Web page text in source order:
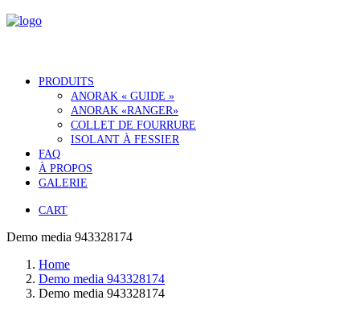
PRODUITS
ANORAK « GUIDE »
ANORAK «RANGER»
COLLET DE FOURRURE
ISOLANT À FESSIER
FAQ
À PROPOS
GALERIE
CART
Demo media 943328174
Home
Demo media 943328174
Demo media 943328174